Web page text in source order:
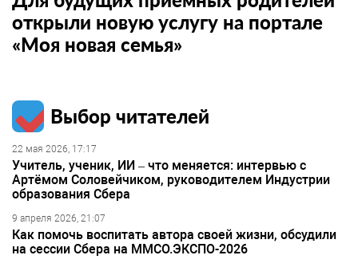
открыли новую услугу на портале
«Моя новая семья»
Выбор читателей
22 мая 2026, 17:17
Учитель, ученик, ИИ – что меняется: интервью с
Артёмом Соловейчиком, руководителем Индустрии
образования Сбера
9 апреля 2026, 21:07
Как помочь воспитать автора своей жизни, обсудили
на сессии Сбера на ММСО.ЭКСПО-2026